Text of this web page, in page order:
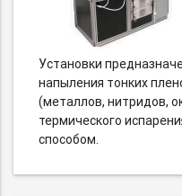
Установки
напыления тонких
(металлов, нитридов,
термического
способом.